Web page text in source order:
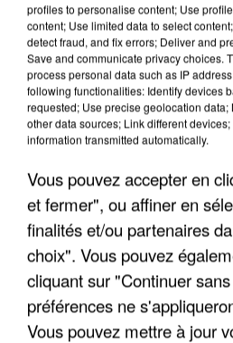
6 août 2026
Gabriel Attal et Raphaël
ingérences...
Sollicité, Sébastien Lecornu
commun" avec les partis à la
profiles to personalise content; Use
content; Use limited data to select
detect fraud, and fix errors; Deliver and
Save and communicate privacy choices.
process personal data such as IP
following functionalities: Identify devices
requested; Use precise geolocation
other data sources; Link different
information transmitted automatically.
Vous pouvez accepter en
et fermer", ou affiner en
finalités et/ou partenaires
choix". Vous pouvez
cliquant sur "Continuer
préférences ne
Vous pouvez mettre à jour